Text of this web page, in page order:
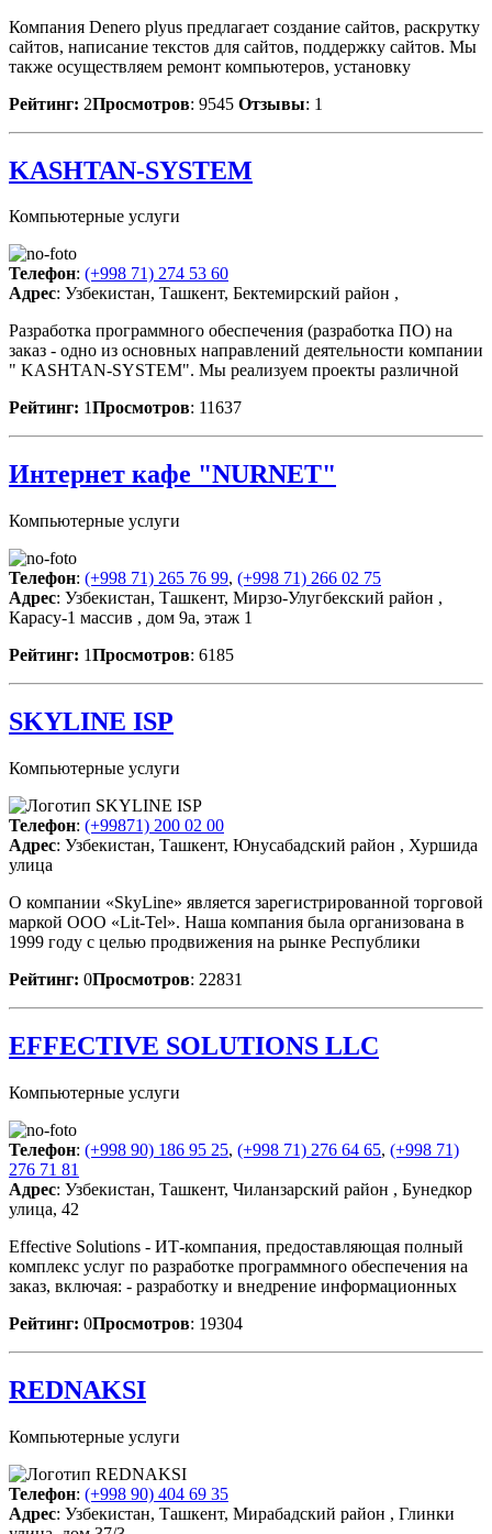
Компания Denero plyus предлагает создание сайтов, раскрутку
сайтов, написание текстов для сайтов, поддержку сайтов. Мы
также осуществляем ремонт компьютеров, установку
Рейтинг: 2Просмотров: 9545 Отзывы: 1
KASHTAN-SYSTEM
Компьютерные услуги
Телефон: (+998 71) 274 53 60
Адрес: Узбекистан, Ташкент, Бектемирский район ,
Разработка программного обеспечения (разработка ПО) на
заказ - одно из основных направлений деятельности компании
" KASHTAN-SYSTEM". Мы реализуем проекты различной
Рейтинг: 1Просмотров: 11637
Интернет кафе "NURNET"
Компьютерные услуги
Телефон: (+998 71) 265 76 99, (+998 71) 266 02 75
Адрес: Узбекистан, Ташкент, Мирзо-Улугбекский район ,
Карасу-1 массив , дом 9а, этаж 1
Рейтинг: 1Просмотров: 6185
SKYLINE ISP
Компьютерные услуги
Телефон: (+99871) 200 02 00
Адрес: Узбекистан, Ташкент, Юнусабадский район , Хуршида
улица
О компании «SkyLine» является зарегистрированной торговой
маркой ООО «Lit-Tel». Наша компания была организована в
1999 году с целью продвижения на рынке Республики
Рейтинг: 0Просмотров: 22831
EFFECTIVE SOLUTIONS LLC
Компьютерные услуги
Телефон: (+998 90) 186 95 25, (+998 71) 276 64 65, (+998 71)
276 71 81
Адрес: Узбекистан, Ташкент, Чиланзарский район , Бунедкор
улица, 42
Effective Solutions - ИТ-компания, предоставляющая полный
комплекс услуг по разработке программного обеспечения на
заказ, включая: - разработку и внедрение информационных
Рейтинг: 0Просмотров: 19304
REDNAKSI
Компьютерные услуги
Телефон: (+998 90) 404 69 35
Адрес: Узбекистан, Ташкент, Мирабадский район , Глинки